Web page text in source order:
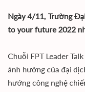
Ngày 4/11, Trường
to your future 2022
Chuỗi FPT Leader
ảnh hưởng của đại
hướng công nghệ